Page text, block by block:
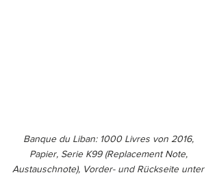
Banque du Liban: 1000 Livres von 2016,
Papier, Serie K99 (Replacement Note,
Austauschnote), Vorder- und Rückseite unter